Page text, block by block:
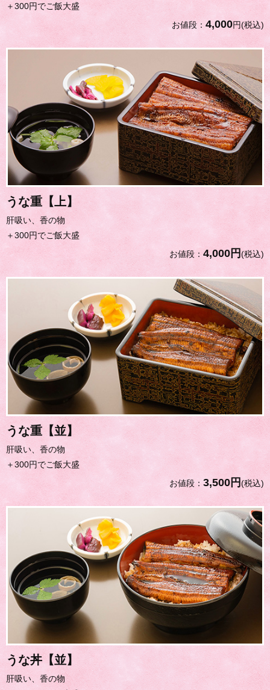
＋300円でご飯大盛
お値段： 4,000円(税込)
うな重【上】
肝吸い、香の物
＋300円でご飯大盛
お値段： 4,000円(税込)
うな重【並】
肝吸い、香の物
＋300円でご飯大盛
お値段： 3,500円(税込)
うな丼【並】
肝吸い、香の物